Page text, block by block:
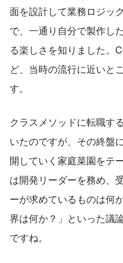
面を設計して業務ロジッ
で、一通り自分で製作し
る楽しさを知りました。
ど、当時の流行に近いと
す。
クラスメソッドに転職す
いたのですが、その終盤
開していく家庭菜園をテ
は開発リーダーを務め、
ーが求めているものは何
界は何か？」といった議
ですね。